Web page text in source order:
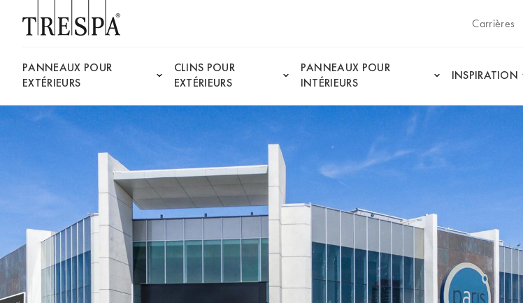
Carrières
PANNEAUX POUR
EXTÉRIEURS
CLINS POUR
EXTÉRIEURS
PANNEAUX POUR
INTÉRIEURS
INSPIRATION